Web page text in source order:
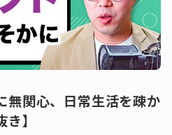
無関心、日常生活を疎か
】